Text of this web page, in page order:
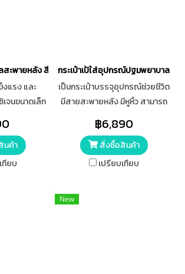
สะพายหลัง สีแดง แบบ 1
งแรง และ
จนขนาดเล็ก
ามปลอดภัย
แข็งแรง
นค้า
ทียบ
กระเป๋าเป้ใส่อุปกรณ์ปฐมพยาบาลขั้น
เป็นกระเป๋าบรรจุอุปกรณ์ช่วยชีวิต
มีสายสะพายหลัง มีหูหิ้ว สามารถ
หิ้วได้ทั้งในแนวตั้งและแนวนอน มี
ความแข็งแรงทนทาน กันกระแทก
สะดวกในการเคลื่อนย้าย
฿6,890
สั่งซื้อสินค้า
เปรียบเทียบ
New